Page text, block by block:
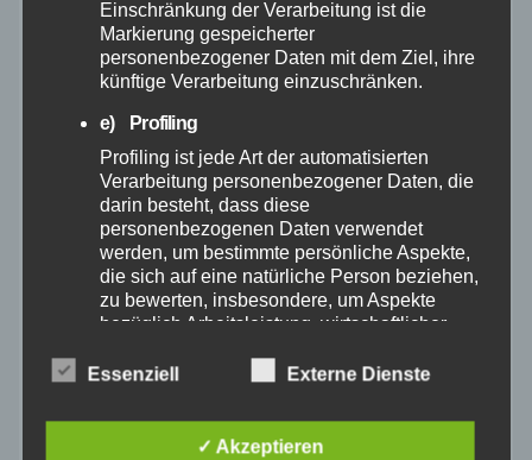
Februar 2025
Januar 2025
Dezember 2024
November 2024
Oktober 2024
September 2024
August 2024
Einschränkung der Verarbeitung ist die
Markierung gespeicherter
personenbezogener Daten mit dem Ziel, ihre
künftige Verarbeitung einzuschränken.
e) Profiling
Profiling ist jede Art der automatisierten
Verarbeitung personenbezogener Daten, die
darin besteht, dass diese
personenbezogenen Daten verwendet
werden, um bestimmte persönliche Aspekte,
die sich auf eine natürliche Person beziehen,
zu bewerten, insbesondere, um Aspekte
bezüglich Arbeitsleistung, wirtschaftlicher
Interessen, Zuverlässigkeit, Verhalten,
natürlichen Person zu analysieren oder
vorherzusagen.
Essenziell Externe Dienste
✓ Akzeptieren